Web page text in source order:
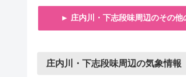
► 庄内川・下志段味周辺のその他
庄内川・下志段味周辺の気象情報